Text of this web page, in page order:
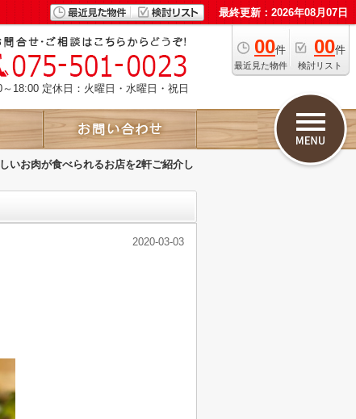
最終更新：2026年08月07日
00件
最近見た物件
00件
検討リスト
18:00 定休日：火曜日・水曜日・祝日
いお肉が食べられるお店を2軒ご紹介し
2020-03-03